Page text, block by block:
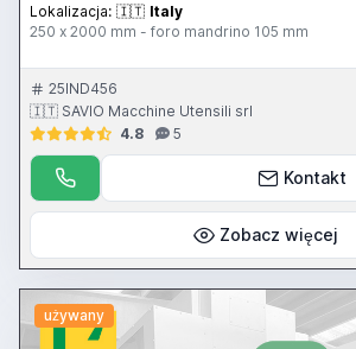
Lokalizacja: 🇮🇹 Italy
250 x 2000 mm - foro mandrino 105 mm
25IND456
🇮🇹 SAVIO Macchine Utensili srl
4.8
5
Kontakt
Zobacz więcej
używany